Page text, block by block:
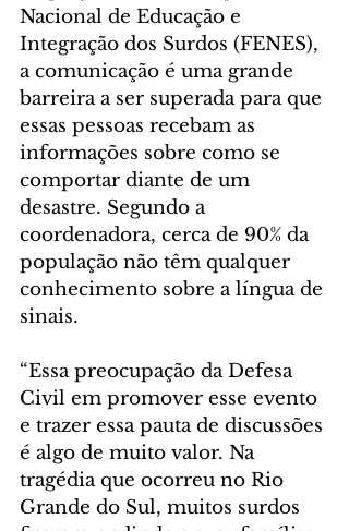
Nacional de Educação e
Integração dos Surdos (FENES),
a comunicação é uma grande
barreira a ser superada para que
essas pessoas recebam as
informações sobre como se
comportar diante de um
desastre. Segundo a
coordenadora, cerca de 90% da
população não têm qualquer
conhecimento sobre a língua de
sinais.
“Essa preocupação da Defesa
Civil em promover esse evento
e trazer essa pauta de discussões
é algo de muito valor. Na
tragédia que ocorreu no Rio
Grande do Sul, muitos surdos